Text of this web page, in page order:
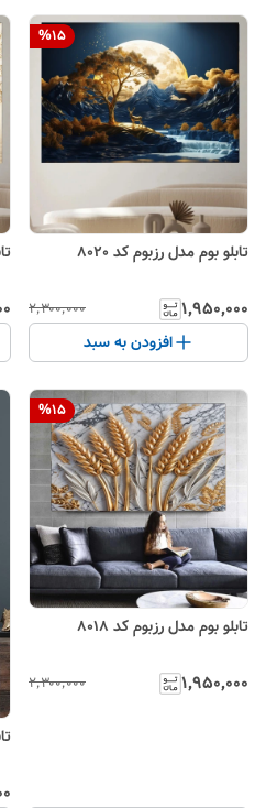
%15
تابلو بوم مدل رزبوم کد 8020
۱٬۹۵۰٬۰۰۰ ۲٬۳۰۰٬۰۰۰
افزودن به سبد
%15
تابلو بوم مدل رزبوم کد 8018
۱٬۹۵۰٬۰۰۰ ۲٬۳۰۰٬۰۰۰